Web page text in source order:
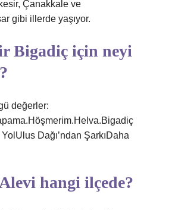
Çanakkale ve
gibi illerde yaşıyor.
Bigadiç için neyi
değerler:
Dağı’ndan ŞarkıDaha
hangi ilçede?